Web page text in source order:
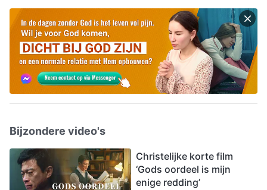
Bijzondere video's
Christelijke korte film
‘Gods oordeel is mijn
enige redding’